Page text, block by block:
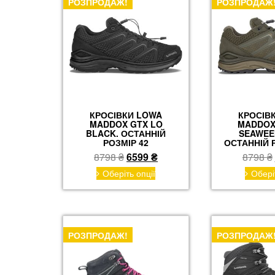
на
сторінці
товару
КРОСІВКИ LOWA
MADDOX GTX LO
BLACK. ОСТАННІЙ
РОЗМІР 42
8798₴Оригінальна
ціна:
8798 ₴.
6599₴Поточна
Оберіть опціїЦей
товар
має
варіантів.
ОСТАННІЙ
8798₴
РОЗПРОДАЖ! РОЗПРОДАЖ!